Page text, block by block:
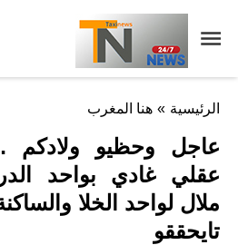
الرئيسية » هنا المغرب
عاجل وحظيو ولادكم
عقلي غادي بواحد
ملال لواحد الخلا
تايحققو